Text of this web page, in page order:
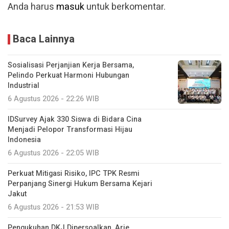
Pelindo Perkuat Harmoni Hubungan
Industrial
6 Agustus 2026 - 22:26 WIB
IDSurvey Ajak 330 Siswa di Bidara Cina
Menjadi Pelopor Transformasi Hijau
Indonesia
6 Agustus 2026 - 22:05 WIB
Perkuat Mitigasi Risiko, IPC TPK Resmi
Perpanjang Sinergi Hukum Bersama Kejari
Jakut
6 Agustus 2026 - 21:53 WIB
Pengukuhan DKJ Dipersoalkan, Arie
Batubara Nilai Pergub Dilanggar
6 Agustus 2026 - 18:07 WIB